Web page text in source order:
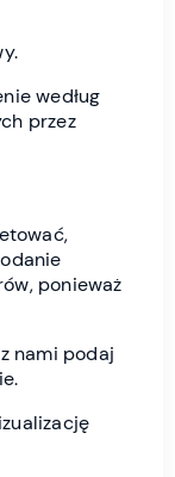
według
przez
ponieważ
nami podaj